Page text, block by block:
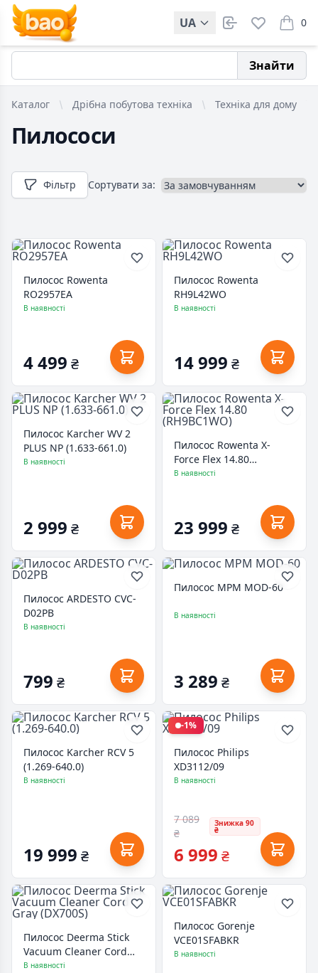
UA 0
items
Знайти
Каталог Дрібна побутова техніка Техніка для дому
Пилососи
Фільтр Сортувати за:
Пилосос Rowenta
RO2957EA
В наявності
4 499 ₴
Пилосос Rowenta
RH9L42WO
В наявності
14 999 ₴
Пилосос Karcher WV 2
PLUS NP (1.633-661.0)
В наявності
2 999 ₴
Пилосос Rowenta X-
Force Flex 14.80
(RH9BC1WO)
В наявності
23 999 ₴
Пилосос ARDESTO CVC-
D02PB
В наявності
799 ₴
Пилосос MPM MOD-60
В наявності
3 289 ₴
Пилосос Karcher RCV 5
(1.269-640.0)
В наявності
19 999 ₴
-1%
Пилосос Philips
XD3112/09
В наявності
7 089
₴
Знижка 90
₴
6 999 ₴
Пилосос Deerma Stick
Vacuum Cleaner Cord
Gray (DX700S)
В наявності
Пилосос Gorenje
VCE01SFABKR
В наявності